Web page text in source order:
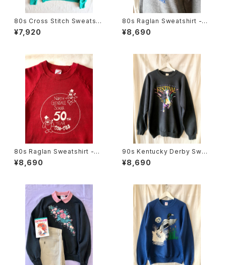
80s Cross Stitch Sweatshi
rt
¥7,920
80s Raglan Sweatshirt -Ho
rse
¥8,690
80s Raglan Sweatshirt -Sc
hool
¥8,690
90s Kentucky Derby Swea
tshirt
¥8,690